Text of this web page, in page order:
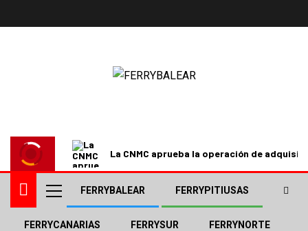
La CNMC aprueba la operación de
FERRYBALEAR FERRYPITIUSAS
FERRYCANARIAS FERRYSUR FERRYNORTE